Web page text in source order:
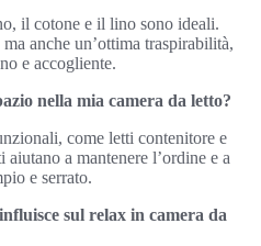
il cotone e il lino sono ideali.
anche un’ottima traspirabilità,
e accogliente.
nella mia camera da letto?
come letti contenitore e
a mantenere l’ordine e a
e serrato.
sul relax in camera da